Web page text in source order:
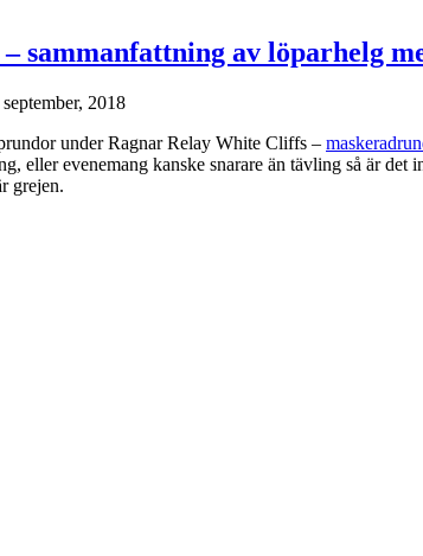
sammanfattning av löparhelg
2018
under Ragnar Relay White Cliffs –
eller evenemang kanske snarare än tävling så är
grejen.